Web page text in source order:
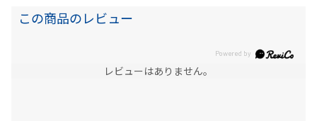
この商品のレビュー
レビューはありません。